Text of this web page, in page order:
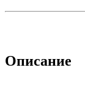
Описание